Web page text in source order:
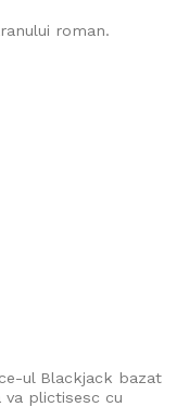
roman.
ul Blackjack bazat
va plictisesc cu